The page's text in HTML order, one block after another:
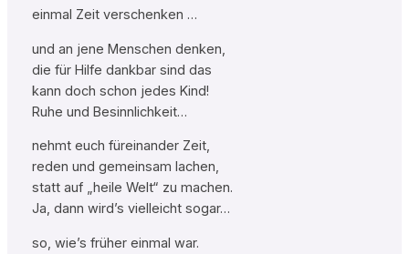
einmal Zeit verschenken …
und an jene Menschen denken,
die für Hilfe dankbar sind das
kann doch schon jedes Kind!
Ruhe und Besinnlichkeit…
nehmt euch füreinander Zeit,
reden und gemeinsam lachen,
statt auf „heile Welt“ zu machen.
Ja, dann wird’s vielleicht sogar…
so, wie’s früher einmal war.